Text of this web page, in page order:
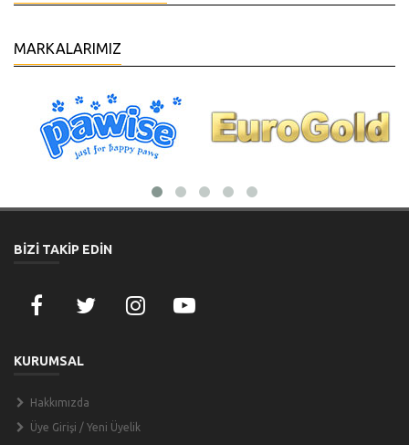
MARKALARIMIZ
BİZİ TAKİP EDİN
KURUMSAL
Hakkımızda
Üye Girişi / Yeni Üyelik